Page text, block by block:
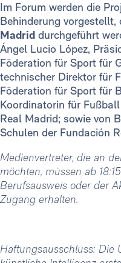
Im Forum werden die
Behinderung vorgestellt,
Madrid durchgeführt
Ángel Lucio López,
Föderation für Sport für
technischer Direktor für
Föderation für Sport für
Koordinatorin für
Real Madrid; sowie von
Schulen der Fundación
Medienvertreter, die an
möchten, müssen ab
Berufsausweis oder der
Zugang erhalten.
Haftungsausschluss: Die